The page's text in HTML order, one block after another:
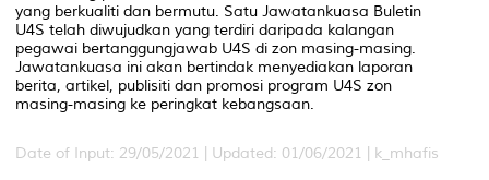
yang berkualiti dan bermutu. Satu Jawatankuasa Buletin
U4S telah diwujudkan yang terdiri daripada kalangan
pegawai bertanggungjawab U4S di zon masing-masing.
Jawatankuasa ini akan bertindak menyediakan laporan
berita, artikel, publisiti dan promosi program U4S zon
masing-masing ke peringkat kebangsaan.
Date of Input: 29/05/2021 | Updated: 01/06/2021 | k_mhafis